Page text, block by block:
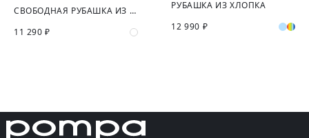
СВОБОДНАЯ РУБАШКА ИЗ 100% ХЛОПКА
11 290 ₽
РУБАШКА ИЗ ХЛОПКА
12 990 ₽